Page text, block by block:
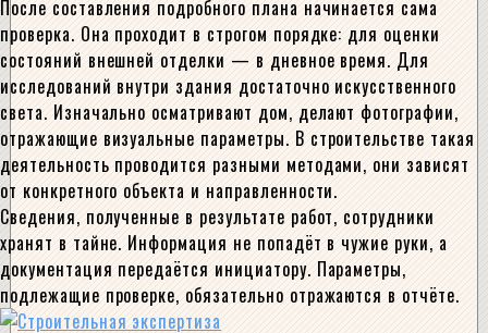
После составления подробного плана начинается сама
проверка. Она проходит в строгом порядке: для оценки
состояний внешней отделки — в дневное время. Для
исследований внутри здания достаточно искусственного
света. Изначально осматривают дом, делают фотографии,
отражающие визуальные параметры. В строительстве такая
деятельность проводится разными методами, они зависят
от конкретного объекта и направленности.
Сведения, полученные в результате работ, сотрудники
хранят в тайне. Информация не попадёт в чужие руки, а
документация передаётся инициатору. Параметры,
подлежащие проверке, обязательно отражаются в отчёте.